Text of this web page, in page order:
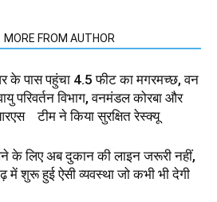
MORE FROM AUTHOR
के पास पहुंचा 4.5 फीट का मगरमच्छ, वन
परिवर्तन विभाग, वनमंडल कोरबा और
टीम ने किया सुरक्षित रेस्क्यू
के लिए अब दुकान की लाइन जरूरी नहीं,
में शुरू हुई ऐसी व्यवस्था जो कभी भी देगी